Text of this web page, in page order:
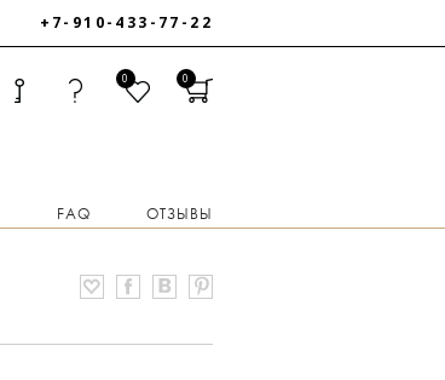
+7-910-433-77-22
0 0
FAQ ОТЗЫВЫ